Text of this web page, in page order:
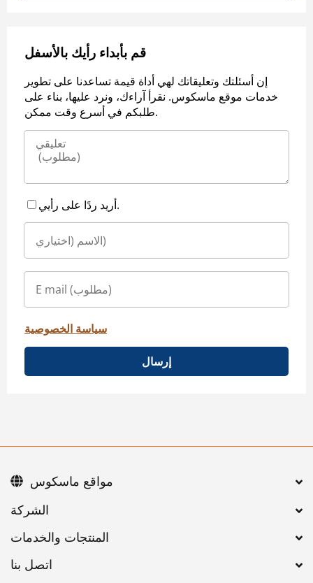
قم بأبداء رأيك بالأسفل
إن أسئلتك وتعليقاتك لهي أداة قيمة تساعدنا على تطوير
خدمات موقع ماسكوس. نقرأ آراءك، ونرد عليها، بناء على
طلبكم في أسرع وقت ممكن.
أريد ردًا على رأيي.
سياسة الخصوصية
إرسال
اتصل بنا
مواقع ماسكوس